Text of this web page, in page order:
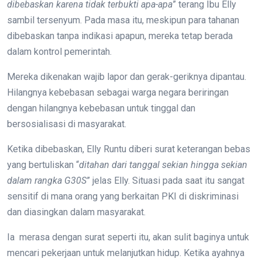
dibebaskan karena tidak terbukti apa-apa” terang Ibu Elly
sambil tersenyum. Pada masa itu, meskipun para tahanan
dibebaskan tanpa indikasi apapun, mereka tetap berada
dalam kontrol pemerintah.
Mereka dikenakan wajib lapor dan gerak-geriknya dipantau.
Hilangnya kebebasan sebagai warga negara beriringan
dengan hilangnya kebebasan untuk tinggal dan
bersosialisasi di masyarakat.
Ketika dibebaskan, Elly Runtu diberi surat keterangan bebas
yang bertuliskan “ditahan dari tanggal sekian hingga sekian
dalam rangka G30S” jelas Elly. Situasi pada saat itu sangat
sensitif di mana orang yang berkaitan PKI di diskriminasi
dan diasingkan dalam masyarakat.
Ia merasa dengan surat seperti itu, akan sulit baginya untuk
mencari pekerjaan untuk melanjutkan hidup. Ketika ayahnya